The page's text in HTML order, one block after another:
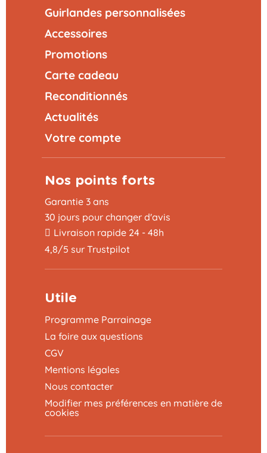
Guirlandes personnalisées
Accessoires
Promotions
Carte cadeau
Reconditionnés
Actualités
Votre compte
Nos points forts
Garantie 3 ans
30 jours pour changer d'avis
Livraison rapide 24 - 48h
4,8/5 sur Trustpilot
Utile
Programme Parrainage
La foire aux questions
CGV
Mentions légales
Nous contacter
Modifier mes préférences en matière de
cookies